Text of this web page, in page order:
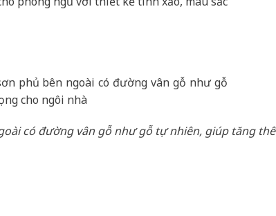
có đường vân gỗ như gỗ tự nhiên, giúp tăng